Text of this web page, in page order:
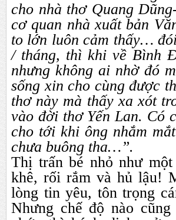
cho nhà thơ Quang
cơ quan nhà xuất bản
to lớn luôn cảm thấy…
/ tháng, thì khi về Bình
nhưng không ai nhờ đó
sống xin cho cùng được
thơ này mà thấy xa xót
vào đời thơ Yến Lan. Có
cho tới khi ông nhắm
chưa buông tha…”.
Thị trấn bé nhỏ như
khê, rối rắm và hủ lậu!
lòng tin yêu, tôn trọng
Nhưng chế độ nào